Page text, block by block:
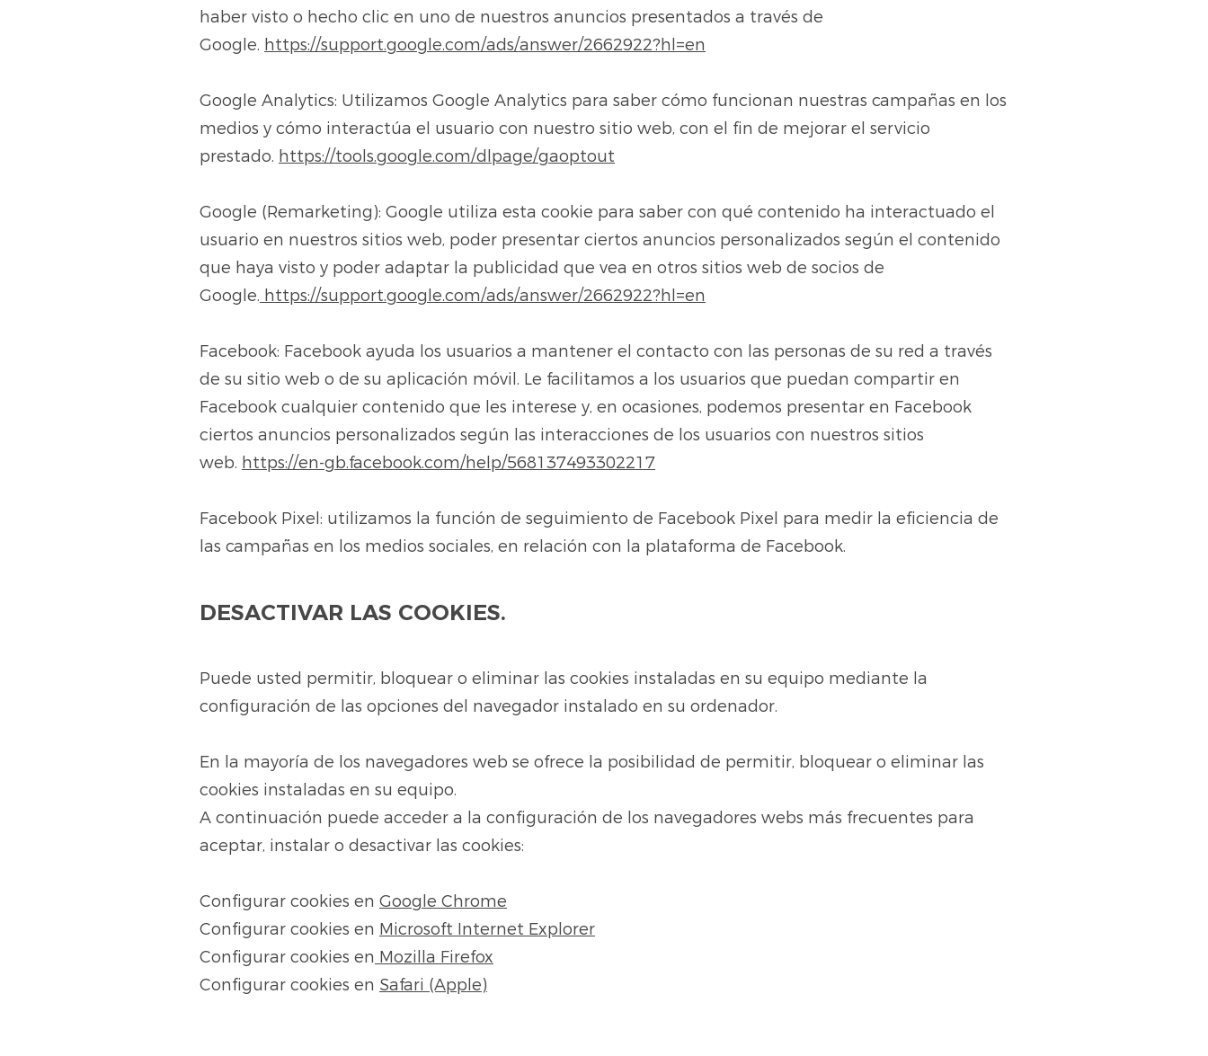
haber visto o hecho clic en uno de nuestros anuncios presentados a través de
Google. https://support.google.com/ads/answer/2662922?hl=en
Google Analytics: Utilizamos Google Analytics para saber cómo funcionan nuestras campañas en los
medios y cómo interactúa el usuario con nuestro sitio web, con el fin de mejorar el servicio
prestado. https://tools.google.com/dlpage/gaoptout
Google (Remarketing): Google utiliza esta cookie para saber con qué contenido ha interactuado el
usuario en nuestros sitios web, poder presentar ciertos anuncios personalizados según el contenido
que haya visto y poder adaptar la publicidad que vea en otros sitios web de socios de
Google. https://support.google.com/ads/answer/2662922?hl=en
Facebook: Facebook ayuda los usuarios a mantener el contacto con las personas de su red a través
de su sitio web o de su aplicación móvil. Le facilitamos a los usuarios que puedan compartir en
Facebook cualquier contenido que les interese y, en ocasiones, podemos presentar en Facebook
ciertos anuncios personalizados según las interacciones de los usuarios con nuestros sitios
web. https://en-gb.facebook.com/help/568137493302217
Facebook Pixel: utilizamos la función de seguimiento de Facebook Pixel para medir la eficiencia de
las campañas en los medios sociales, en relación con la plataforma de Facebook.
DESACTIVAR LAS COOKIES.
Puede usted permitir, bloquear o eliminar las cookies instaladas en su equipo mediante la
configuración de las opciones del navegador instalado en su ordenador.
En la mayoría de los navegadores web se ofrece la posibilidad de permitir, bloquear o eliminar las
cookies instaladas en su equipo.
A continuación puede acceder a la configuración de los navegadores webs más frecuentes para
aceptar, instalar o desactivar las cookies:
Configurar cookies en Google Chrome
Configurar cookies en Microsoft Internet Explorer
Configurar cookies en Mozilla Firefox
Configurar cookies en Safari (Apple)